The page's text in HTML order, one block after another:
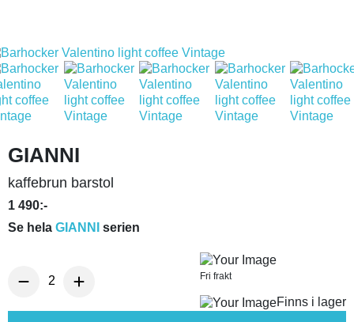
GIANNI
kaffebrun barstol
1 490:-
Se hela GIANNI serien
Fri frakt
Finns i lager